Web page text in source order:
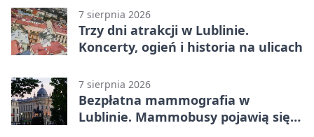
7 sierpnia 2026
Trzy dni atrakcji w Lublinie.
Koncerty, ogień i historia na ulicach
7 sierpnia 2026
Bezpłatna mammografia w
Lublinie. Mammobusy pojawią się